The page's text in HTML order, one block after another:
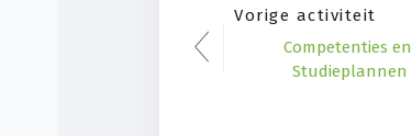
Vorige activiteit
Competenties en
Studieplannen